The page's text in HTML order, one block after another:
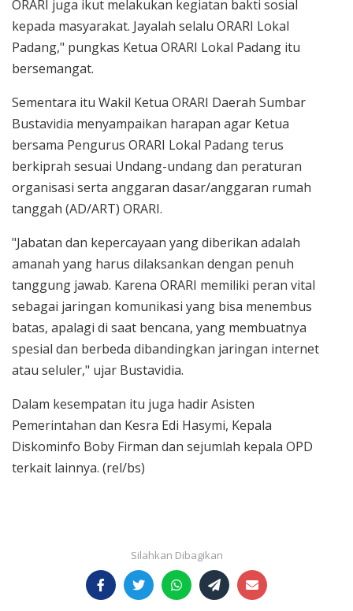
ORARI juga ikut melakukan kegiatan bakti sosial
kepada masyarakat. Jayalah selalu ORARI Lokal
Padang," pungkas Ketua ORARI Lokal Padang itu
bersemangat.
Sementara itu Wakil Ketua ORARI Daerah Sumbar
Bustavidia menyampaikan harapan agar Ketua
bersama Pengurus ORARI Lokal Padang terus
berkiprah sesuai Undang-undang dan peraturan
organisasi serta anggaran dasar/anggaran rumah
tanggah (AD/ART) ORARI.
"Jabatan dan kepercayaan yang diberikan adalah
amanah yang harus dilaksankan dengan penuh
tanggung jawab. Karena ORARI memiliki peran vital
sebagai jaringan komunikasi yang bisa menembus
batas, apalagi di saat bencana, yang membuatnya
spesial dan berbeda dibandingkan jaringan internet
atau seluler," ujar Bustavidia.
Dalam kesempatan itu juga hadir Asisten
Pemerintahan dan Kesra Edi Hasymi, Kepala
Diskominfo Boby Firman dan sejumlah kepala OPD
terkait lainnya. (rel/bs)